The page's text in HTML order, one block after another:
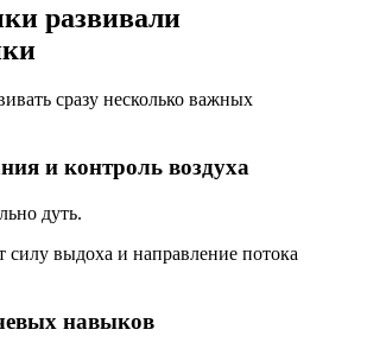
развивали
сразу несколько важных
и контроль воздуха
дуть.
выдоха и направление потока
навыков